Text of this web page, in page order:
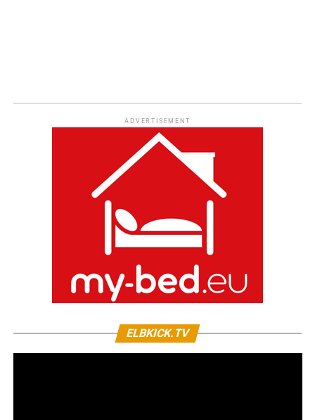
ADVERTISEMENT
ELBKICK.TV